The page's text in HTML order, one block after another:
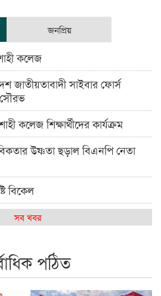
জনপ্রিয়
কলেজ
জাতীয়তাবাদী সাইবার ফোর্স
সৌরভ
কলেজ শিক্ষার্থীদের কার্যক্রম
উষ্ণতা ছড়াল বিএনপি নেতা
বিকেল
মধ্যবিত্তরা
প্রকাশ ও পুরস্কার বিতরণ
সব খবর
পঠিত